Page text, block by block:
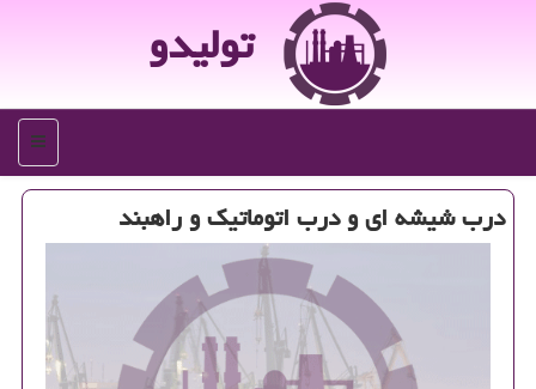
تولیدو
منو
درب شیشه ای و درب اتوماتیك و راهبند